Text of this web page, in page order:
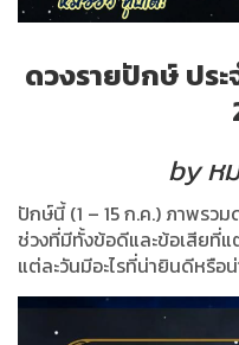
ดวงรายปักษ์ ปร
by ห
ปักษ์นี้(1 – 15ก.ค.) ภาพรวม
ช่วงที่มีทั้งข้อดีและข้อเสียที่
แต่ละวันมีอะไรที่น่ายินดีหรือ